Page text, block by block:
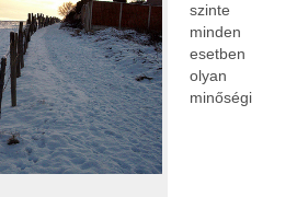
szinte
minden
esetben
olyan
minőségi